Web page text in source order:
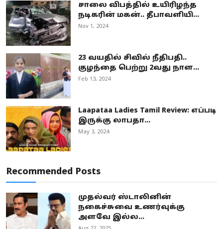
சாலை விபத்தில் உயிரிழந்த
நடிகரின் மகன்.. தீபாவளியி...
Nov 1, 2024
23 வயதில் சிவில் நீதிபதி..
குழந்தை பெற்று 2வது நாள...
Feb 13, 2024
Laapataa Ladies Tamil Review: எப்படி
இருக்கு லாபதா...
May 3, 2024
Recommended Posts
முதல்வர் ஸ்டாலினின்
நகைச்சுவை உணர்வுக்கு
அளவே இல்ல...